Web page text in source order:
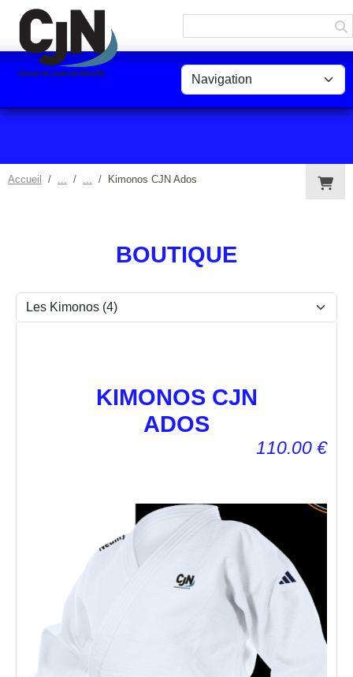
Accueil Kimonos CJN Ados
BOUTIQUE
KIMONOS CJN
ADOS
110.00 €
Panneau de gestion des cookies